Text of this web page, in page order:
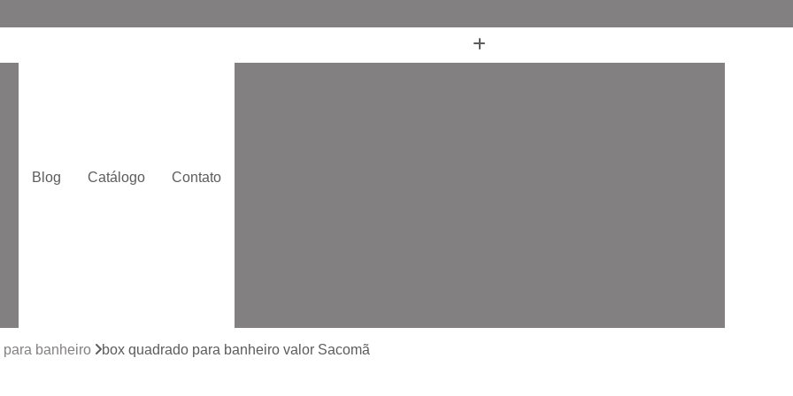
Blog Catálogo Contato
Box de Vidro Sanfonado ABC
para banheiro box quadrado para banheiro valor Sacomã